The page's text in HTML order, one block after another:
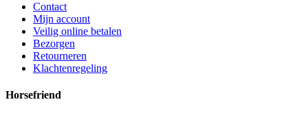
Contact
Mijn account
Veilig online betalen
Bezorgen
Retourneren
Klachtenregeling
Horsefriend